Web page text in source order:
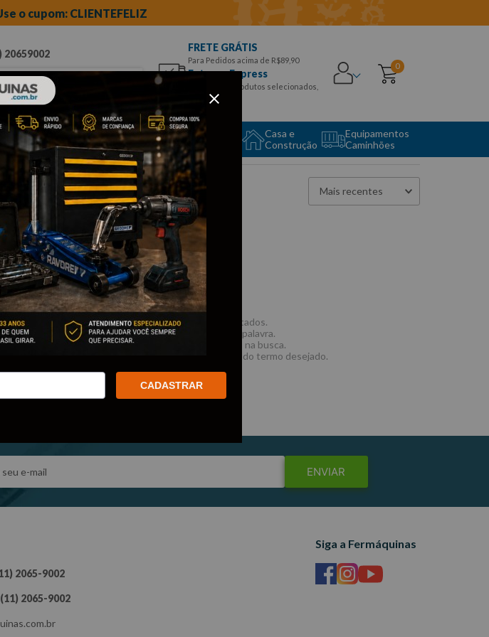
o cupom: CLIENTEFELIZ
20659002
FRETE GRÁTIS
Para Pedidos acima de R$89,90
Entrega Express
para CEPS e produtos selecionados,
Aproveite!
0
Ferramentas
Automotivas Especiais
Equipamento
Auto Center
Casa e
Construção
Equipamentos
Caminhões
Mais recentes
Nenhum produto encontrado
O que eu devo fazer?
Verifique os termos digitados.
Tente utilizar uma única palavra.
Utilize termos genéricos na busca.
Tente utilizar sinônimos do termo desejado.
ENVIAR
2065-9002
(11) 2065-9002
Siga a Fermáquinas
CADASTRAR